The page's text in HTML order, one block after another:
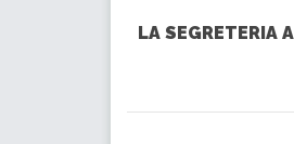
LA SEGRETERIA